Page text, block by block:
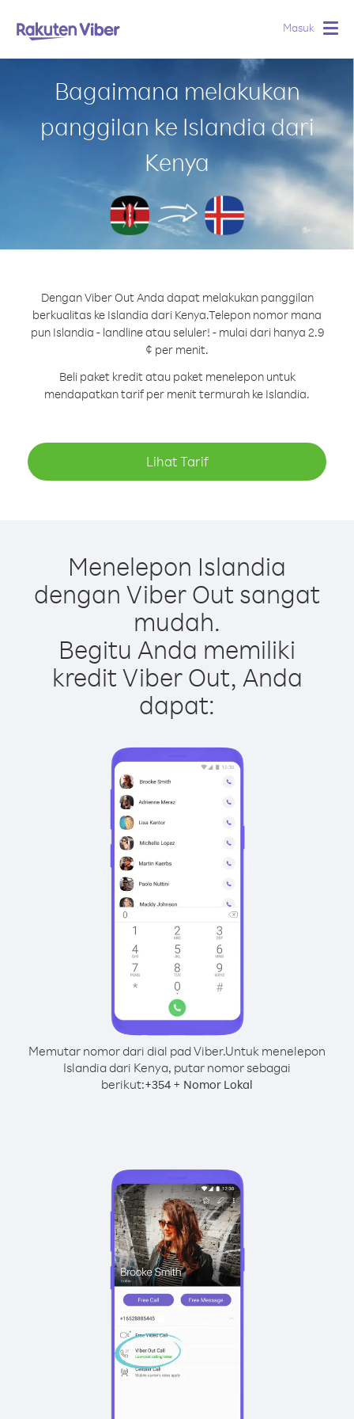
Masuk
Bagaimana melakukan
panggilan ke Islandia dari
Kenya
Dengan Viber Out Anda dapat melakukan panggilan
berkualitas ke Islandia dari Kenya.Telepon nomor mana
pun Islandia - landline atau seluler! - mulai dari hanya 2.9
¢ per menit.
Beli paket kredit atau paket menelepon untuk
mendapatkan tarif per menit termurah ke Islandia.
Lihat Tarif
Menelepon Islandia
dengan Viber Out sangat
mudah.
Begitu Anda memiliki
kredit Viber Out, Anda
dapat:
Memutar nomor dari dial pad Viber.Untuk menelepon
Islandia dari Kenya, putar nomor sebagai
berikut:+354 + Nomor Lokal